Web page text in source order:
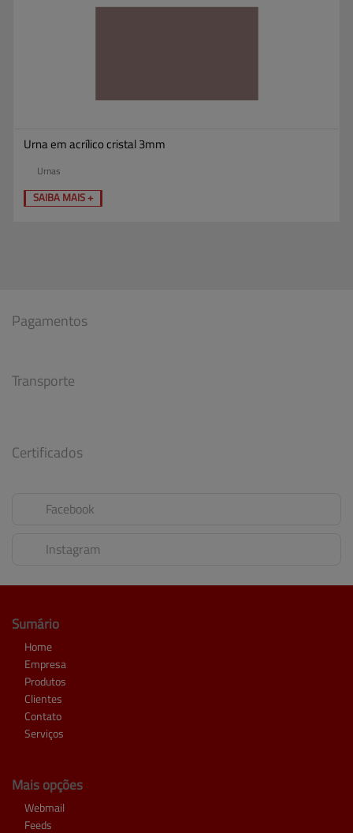
Urna em acrílico cristal 3mm
Urnas
SAIBA MAIS +
Pagamentos
Transporte
Certificados
Facebook
Instagram
Sumário
Home
Empresa
Produtos
Clientes
Contato
Serviços
Mais opções
Webmail
Feeds